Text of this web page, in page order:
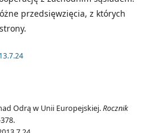
Odrą w Unii Europejskiej.Rocznik
przedsięwzięcia, z których